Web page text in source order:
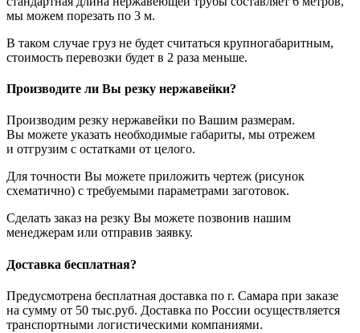
мы можем порезать по 3 м.
В таком случае груз не будет считаться крупногабаритным,
стоимость перевозки будет в 2 раза меньше.
Производите ли Вы резку нержавейки?
Производим резку нержавейки по Вашим размерам.
Вы можете указать необходимые габариты, мы отрежем
и отгрузим с остатками от целого.
Для точности Вы можете приложить чертеж (рисунок
схематично) с требуемыми параметрами заготовок.
Сделать заказ на резку Вы можете позвонив нашим
менеджерам или отправив заявку.
Доставка бесплатная?
Предусмотрена бесплатная доставка по г. Самара при заказе
на сумму от 50 тыс.руб. Доставка по России осуществляется
транспортными логистическими компаниями.